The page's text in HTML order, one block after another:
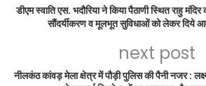
डीएम स्वाति एस. भदौरिया ने किया पैठाणी स्थित राहु
सौंदर्यीकरण व मूलभूत सुविधाओं को लेकर दिये
next post
नीलकंठ कांवड़ मेला क्षेत्र में पौड़ी पुलिस की पैनी नजर :